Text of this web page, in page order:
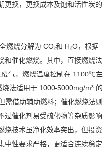
更换，更换成本及饱和活性炭的
燃烧分解为 CO₂和 H₂O，根据
和催化燃烧。其中，直接燃烧法
气，燃烧温度控制在 1100℃左
法适用于 1000-5000mg/m³ 的
借助辅助燃料；催化燃烧法则
过催化剂易受硫化物等杂质影响
烧技术虽净化效率突出，但投资
中性要求严格，更适合连续稳定